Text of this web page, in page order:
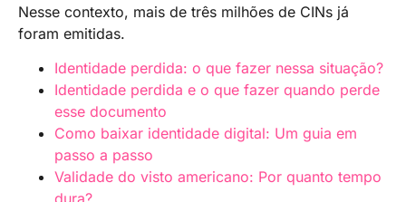
Nesse contexto, mais de três milhões de CINs já
foram emitidas.
Identidade perdida: o que fazer nessa situação?
Identidade perdida e o que fazer quando perde
esse documento
Como baixar identidade digital: Um guia em
passo a passo
Validade do visto americano: Por quanto tempo